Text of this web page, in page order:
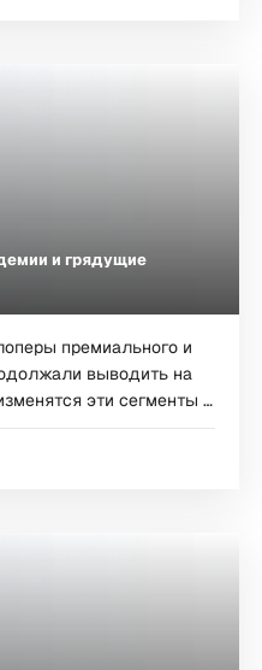
и грядущие
премиального и
выводить на
эти сегменты в
недвижимости?